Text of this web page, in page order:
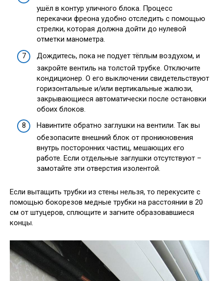
ушёл в контур уличного блока. Процесс
перекачки фреона удобно отследить с помощью
стрелки, которая должна дойти до нулевой
отметки манометра.
Дождитесь, пока не подует тёплым воздухом, и
закройте вентиль на толстой трубке. Отключите
кондиционер. О его выключении свидетельствуют
горизонтальные и/или вертикальные жалюзи,
закрывающиеся автоматически после остановки
обоих блоков.
Навинтите обратно заглушки на вентили. Так вы
обезопасите внешний блок от проникновения
внутрь посторонних частиц, мешающих его
работе. Если отдельные заглушки отсутствуют –
замотайте эти отверстия изолентой.
Если вытащить трубки из стены нельзя, то перекусите с
помощью бокорезов медные трубки на расстоянии в 20
см от штуцеров, сплющите и загните образовавшиеся
концы.